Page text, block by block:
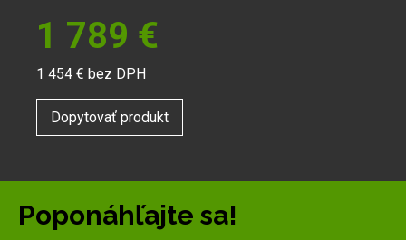
1 789 €
1 454 € bez DPH
Dopytovať produkt
Poponáhľajte sa!